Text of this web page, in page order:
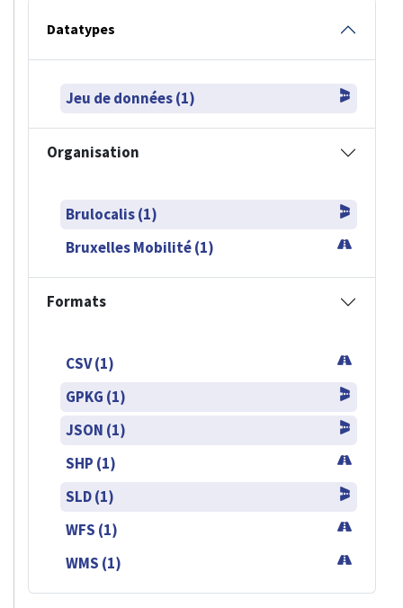
Datatypes
Jeu de données (1)
Organisation
Brulocalis (1)
Bruxelles Mobilité (1)
Formats
CSV (1)
GPKG (1)
JSON (1)
SHP (1)
SLD (1)
WFS (1)
WMS (1)